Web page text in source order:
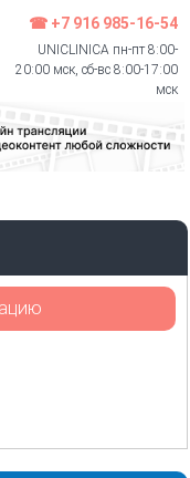
☎ +7 916 985-16-54
UNICLINICA пн-пт 8:00-
20:00 мск, сб-вс 8:00-17:00
мск